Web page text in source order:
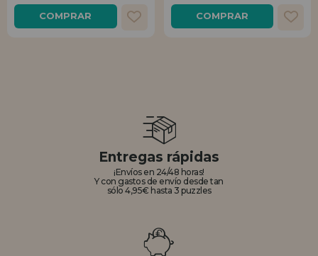
COMPRAR COMPRAR
Entregas rápidas
¡Envíos en 24/48 horas!
Y con gastos de envío desde tan
sólo 4,95€ hasta 3 puzzles